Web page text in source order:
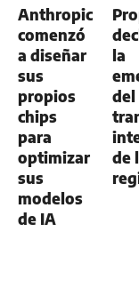
Anthropic
comenzó
a diseñar
sus
propios
chips
para
optimizar
sus
modelos
de IA
la
del
de